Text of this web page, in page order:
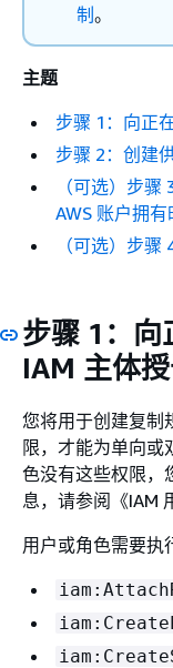
制 。
主题
步骤 1：向正
步骤 2：创建
（可选）步
AWS 账户拥
（可选）步
步骤 1：向
IAM 主体
您将用于创建复制
限，才能为单向或
色没有这些权限，
息，请参阅《IAM
用户或角色需要执